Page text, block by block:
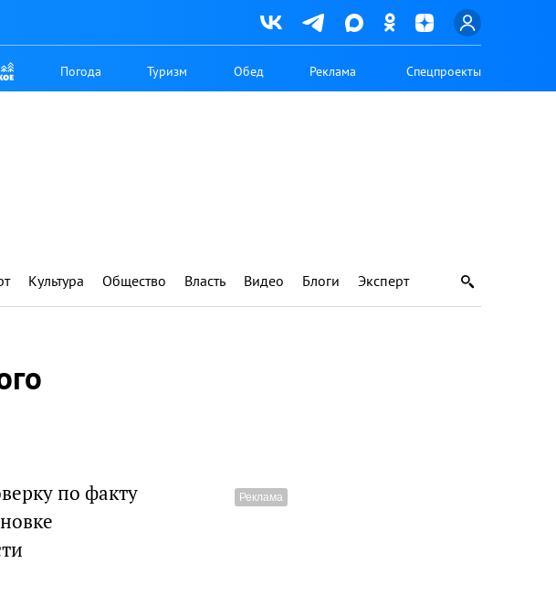
Погода Туризм Обед Реклама Спецпроекты
Культура Общество Власть Видео Блоги Эксперт
по факту